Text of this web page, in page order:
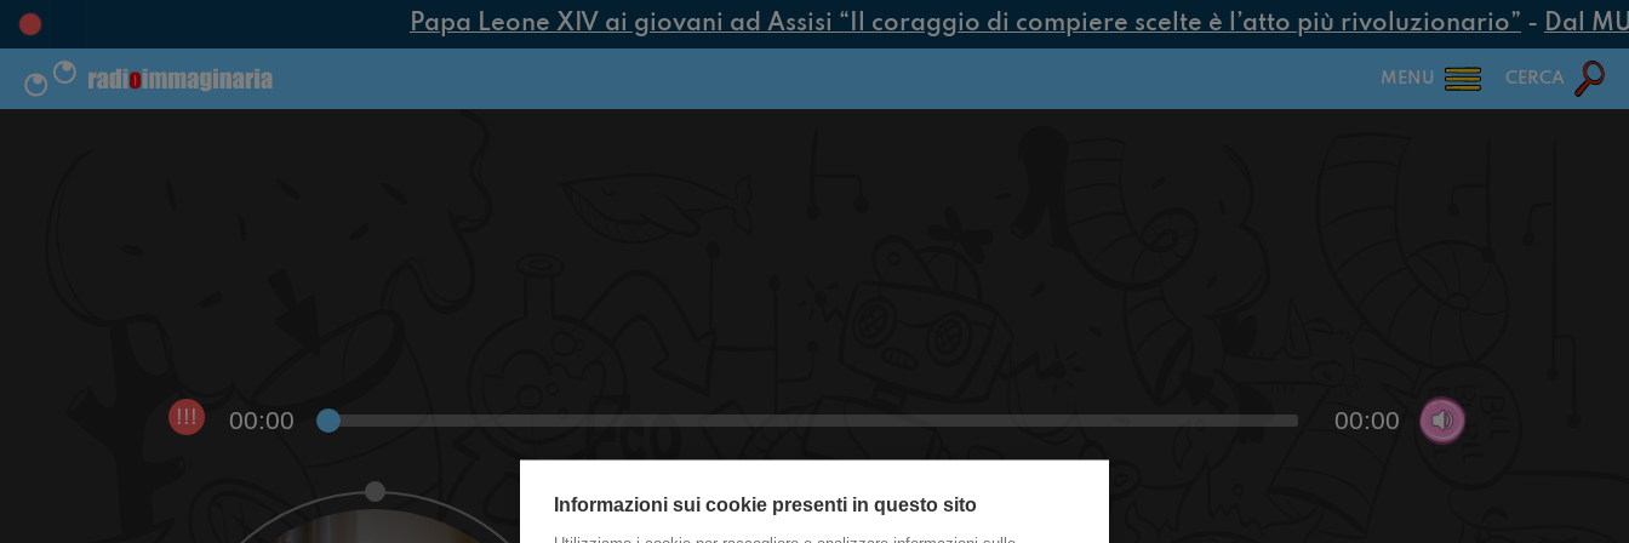
Papa Leone XIV ai giovani ad Assisi “Il coraggio di compiere scelte è l’atto più rivoluzionario”- Dal
MENU CERCA
!!! 00:00 00:00
Informazioni sui cookie presenti in questo sito